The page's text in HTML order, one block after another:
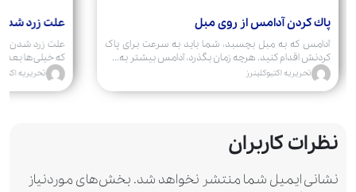
پاك كردن آدامس از روی مبل
آدامس که به مبل بچسبد، شما باید به سرعت برای پاک
کردنش اقدام کنید. هرچه زمان بگذرد، آدامس بیشتر به...
تحریریه اکتیوکلینرز
علت زرد
علت زرد شدن
که خیلی‌ها بعد
تحریریه
نظرات کاربران
نشانی ایمیل شما منتشر نخواهد شد. بخش‌های موردنیاز